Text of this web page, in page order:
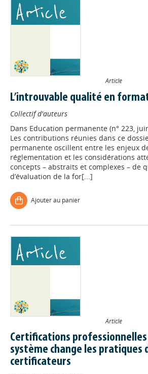
Article
L’introuvable qualité en
Collectif d'auteurs
Dans Education permanente (n° 223,
Les contributions réunies dans ce
permanente oscillent entre les enjeux
réglementation et les considérations
concepts – abstraits et complexes – de
d’évaluation de la for[...]
Ajouter au panier
Article
Certifications professionnelles
système change les pratiques
certificateurs